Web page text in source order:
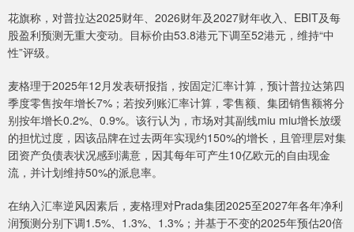
花旗称，对普拉达2025财年、2026财年及2027财年收入、EBIT及每
股盈利预测无重大变动。目标价由53.8港元下调至52港元，维持“中
性”评级。
麦格理于2025年12月发表研报指，按固定汇率计算，预计普拉达第四
季度零售按年增长7%；若按列账汇率计算，零售额、集团销售额将分
别按年增长0.2%、0.9%。该行认为，市场对其副线miu miu增长放缓
的担忧过度，因该品牌在过去两年实现约150%的增长，且管理层对集
团资产负债表状况感到满意，因其每年可产生10亿欧元的自由现金
流，并计划维持50%的派息率。
在纳入汇率逆风因素后，麦格理对Prada集团2025至2027年各年净利
润预测分别下调1.5%、1.3%、1.3%；并基于不变的2025年预估20倍